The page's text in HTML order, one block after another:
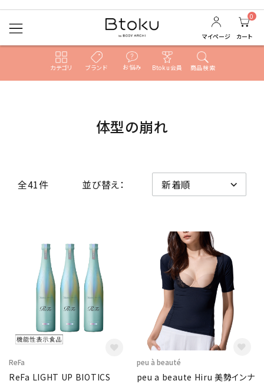
マイページ
0
カート
カテゴリ ブランド お悩み Btoku会員 商品検索
search
売れ筋ランキング
体型の崩れ
全41件 並び替え：
ReFa
ReFa LIGHT UP BIOTICS
peu à beauté
peu a beaute Hiru 美勢インナ